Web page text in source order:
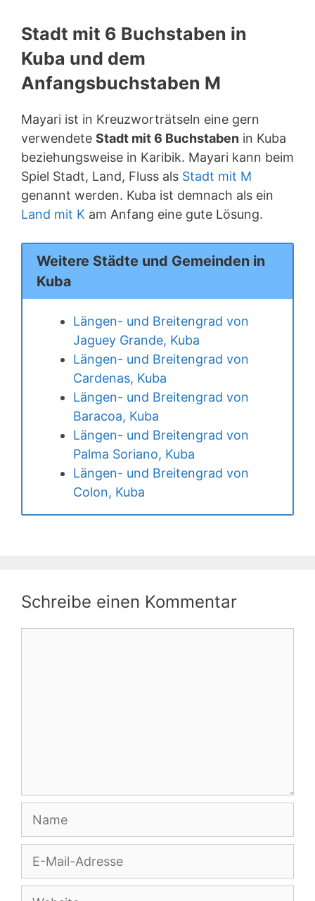
Stadt mit 6 Buchstaben in
Kuba und dem
Anfangsbuchstaben M
Mayari ist in Kreuzworträtseln eine gern
verwendete Stadt mit 6 Buchstaben in Kuba
beziehungsweise in Karibik. Mayari kann beim
Spiel Stadt, Land, Fluss als Stadt mit M
genannt werden. Kuba ist demnach als ein
Land mit K am Anfang eine gute Lösung.
Weitere Städte und Gemeinden in
Kuba
Längen- und Breitengrad von
Jaguey Grande, Kuba
Längen- und Breitengrad von
Cardenas, Kuba
Längen- und Breitengrad von
Baracoa, Kuba
Längen- und Breitengrad von
Palma Soriano, Kuba
Längen- und Breitengrad von
Colon, Kuba
Schreibe einen Kommentar
Adresse
Website